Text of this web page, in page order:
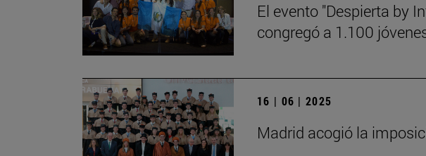
El evento "Despierta by
congregó a 1.100
16 | 06 | 2025
Madrid acogió la